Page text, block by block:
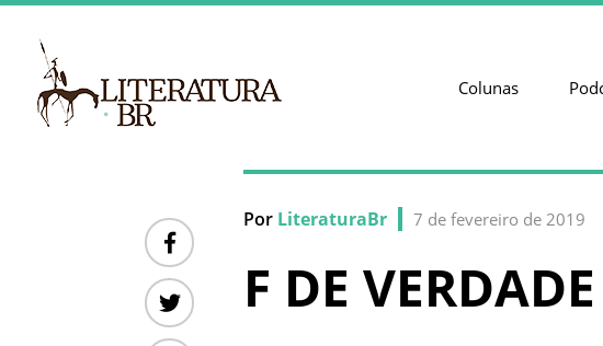
Colunas
Por LiteraturaBr 7 de fevereiro de 2019
F DE VERDADE